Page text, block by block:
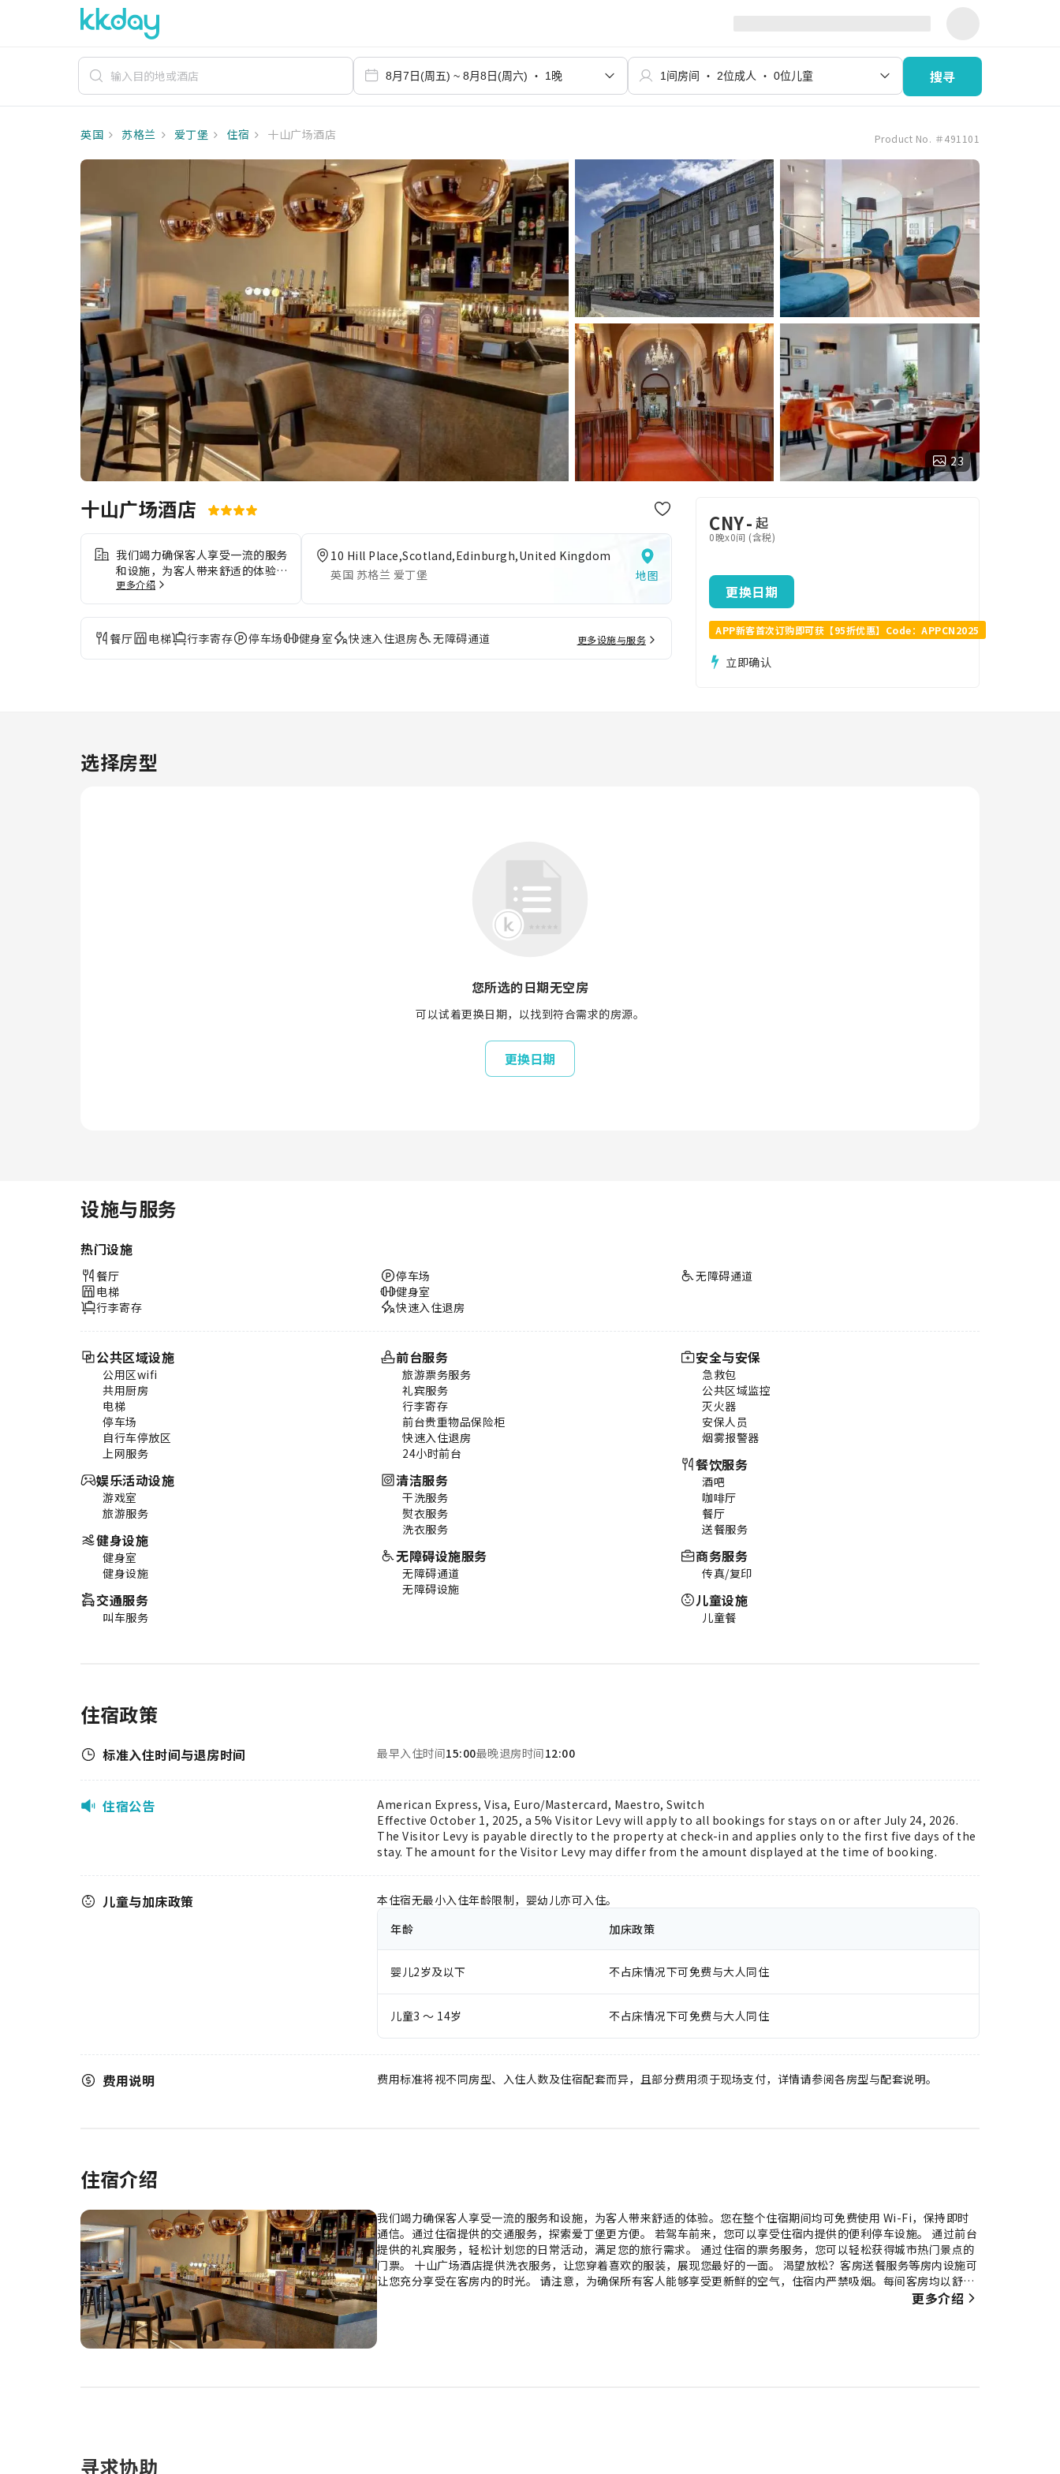
搜寻
英国 苏格兰 爱丁堡 住宿 十山广场酒店 Product No. ＃491101
23
十山广场酒店
我们竭力确保客人享受一流的服务
和设施，为客人带来舒适的体验。
您在整个住宿期间均可免费使用
Wi-Fi，保持即时通信。通过住宿
提供的交通服务，探索爱丁堡更方
便。 若驾车前来，您可以享受住
宿内提供的便利停车设施。 通过
渴望放松？客房送餐服务等房内设
施可让您充分享受在客房内的时
更多介绍
10 Hill Place,Scotland,Edinburgh,United Kingdom
英国 苏格兰 爱丁堡
地图
餐厅 电梯 行李寄存 停车场 健身室 快速入住退房 无障碍通道 更多设施与服务
CNY- 起
0晚x0间 (含税)
更换日期
APP新客首次订购即可获【95折优惠】Code：APPCN2025
立即确认
选择房型
您所选的日期无空房
可以试着更换日期，以找到符合需求的房源。
更换日期
设施与服务
热门设施
餐厅
电梯
行李寄存
停车场
健身室
快速入住退房
无障碍通道
公共区域设施
公用区wifi
共用厨房
电梯
停车场
自行车停放区
上网服务
娱乐活动设施
游戏室
旅游服务
健身设施
健身室
健身设施
交通服务
叫车服务
前台服务
旅游票务服务
礼宾服务
行李寄存
前台贵重物品保险柜
快速入住退房
24小时前台
清洁服务
干洗服务
熨衣服务
洗衣服务
无障碍设施服务
无障碍通道
无障碍设施
安全与安保
急救包
公共区域监控
灭火器
安保人员
烟雾报警器
餐饮服务
酒吧
咖啡厅
餐厅
送餐服务
商务服务
传真/复印
儿童设施
儿童餐
住宿政策
标准入住时间与退房时间 最早入住时间15:00最晚退房时间12:00
住宿公告
American Express, Visa, Euro/Mastercard, Maestro, Switch
Effective October 1, 2025, a 5% Visitor Levy will apply to all bookings for stays on or after July 24, 2026.
The Visitor Levy is payable directly to the property at check-in and applies only to the first five days of the
stay. The amount for the Visitor Levy may differ from the amount displayed at the time of booking.
儿童与加床政策
本住宿无最小入住年龄限制，婴幼儿亦可入住。
年龄
加床政策
婴儿2岁及以下 不占床情况下可免费与大人同住
儿童3 ～ 14岁 不占床情况下可免费与大人同住
费用说明 费用标准将视不同房型、入住人数及住宿配套而异，且部分费用须于现场支付，详情请参阅各房型与配套说明。
住宿介绍
我们竭力确保客人享受一流的服务和设施，为客人带来舒适的体验。您在整个住宿期间均可免费使用 Wi-Fi，保持即时
通信。通过住宿提供的交通服务，探索爱丁堡更方便。 若驾车前来，您可以享受住宿内提供的便利停车设施。 通过前台
提供的礼宾服务，轻松计划您的日常活动，满足您的旅行需求。 通过住宿的票务服务，您可以轻松获得城市热门景点的
门票。 十山广场酒店提供洗衣服务，让您穿着喜欢的服装，展现您最好的一面。 渴望放松？客房送餐服务等房内设施可
让您充分享受在客房内的时光。 请注意，为确保所有客人能够享受更新鲜的空气，住宿内严禁吸烟。每间客房均以舒适
为宗旨，提供一系列设施服务，让您享受静谧的睡眠，同时确保您的舒适度。 部分客房提供空调或寝具用品，以确保您
更多介绍
寻求协助